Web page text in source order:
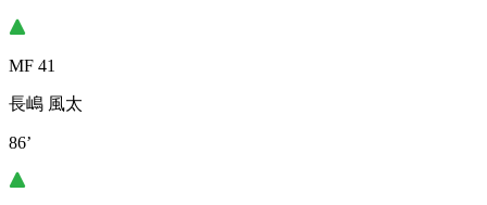
MF 41
長嶋 風太
86’